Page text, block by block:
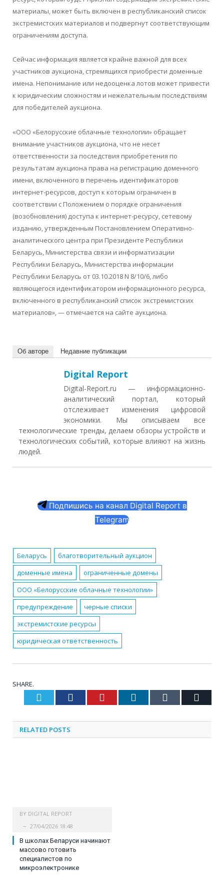
материалы, может быть включен в республиканский список
экстремистских материалов и подвергнут соответствующим
ограничениям доступа.
Сейчас информация является крайне важной для всех
участников аукциона, стремящихся приобрести доменные
имена. Непонимание или недооценка лотов может привести
к юридическим сложностям и нежелательным последствиям
для победителей аукциона.
«ООО «Белорусские облачные технологии» обращает
внимание участников аукциона, что не несет
ответственности за последствия приобретения по
результатам аукциона права на регистрацию доменного
имени, включенного в перечень идентификаторов
интернет-ресурсов, доступ к которым ограничен в
соответствии с Положением о порядке ограничения
(возобновления) доступа к интернет-ресурсу, сетевому
изданию, утвержденным Постановлением Оперативно-
аналитического центра при Президенте Республики
Беларусь, Министерства связи и информатизации
Республики Беларусь, Министерства информации
Республики Беларусь от 03.10.2018 N 8/10/6, либо
являющегося идентификатором информационного ресурса,
включенного в республиканский список экстремистских
материалов», — отмечается на сайте аукциона.
Об авторе Недавние публикации
Digital Report
Digital-Report.ru — информационно-
аналитический портал, который
отслеживает изменения цифровой
экономики. Мы описываем все
технологические тренды, делаем обзоры устройств и
технологических событий, которые влияют на жизнь
людей.
Подпишись на канал Digital Report в
Telegram
Беларусь
благотворительный аукцион
доменные имена
ограниченные домены
ООО «Белорусские облачные технологии»
предупреждение
черные списки
экстремистские ресурсы
юридическая ответственность
SHARE.
Twitter Facebook Pinterest LinkedIn Tumblr
RELATED POSTS
BY DIGITAL REPORT
27/04/2026 18:48
В школах Беларуси начинают
массово готовить
специалистов по
микроэлектронике